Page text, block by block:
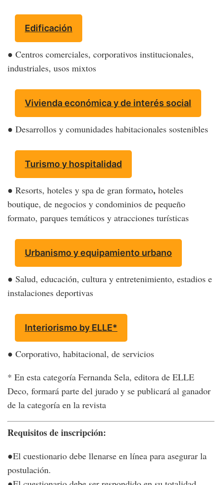
Edificación
● Centros comerciales, corporativos institucionales,
industriales, usos mixtos
Vivienda económica y de interés social
● Desarrollos y comunidades habitacionales sostenibles
Turismo y hospitalidad
● Resorts, hoteles y spa de gran formato, hoteles
boutique, de negocios y condominios de pequeño
formato, parques temáticos y atracciones turísticas
Urbanismo y equipamiento urbano
● Salud, educación, cultura y entretenimiento, estadios e
instalaciones deportivas
Interiorismo by ELLE*
● Corporativo, habitacional, de servicios
* En esta categoría Fernanda Sela, editora de ELLE
Deco, formará parte del jurado y se publicará al ganador
de la categoría en la revista
Requisitos de inscripción:
●El cuestionario debe llenarse en línea para asegurar la
postulación.